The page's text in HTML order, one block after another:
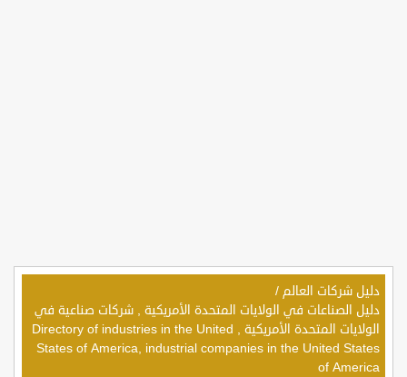
دليل شركات العالم /
دليل الصناعات في الولايات المتحدة الأمريكية , شركات صناعية في
الولايات المتحدة الأمريكية , Directory of industries in the United
States of America, industrial companies in the United States
of America